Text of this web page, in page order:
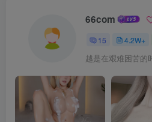
66com
15 4.2W+
越是在艰难困苦的